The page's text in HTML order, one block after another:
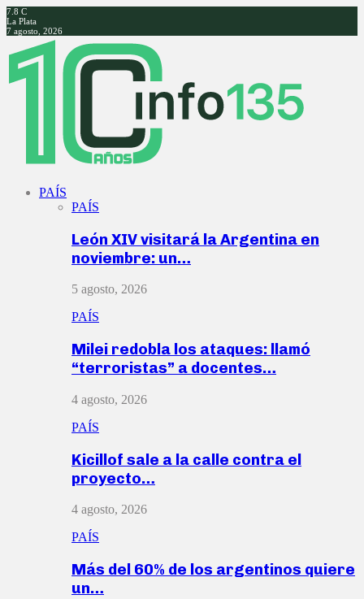
7.8 C
La Plata
7 agosto, 2026
Facebook
Twitter
Instagram
Youtube
PAÍS
PAÍS
León XIV visitará la Argentina en
noviembre: un…
5 agosto, 2026
PAÍS
Milei redobla los ataques: llamó
“terroristas” a docentes…
4 agosto, 2026
PAÍS
Kicillof sale a la calle contra el
proyecto…
4 agosto, 2026
PAÍS
Más del 60% de los argentinos quiere
un…